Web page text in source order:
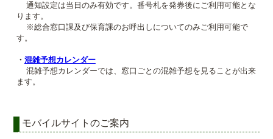
通知設定は当日のみ有効です。番号札を発券後にご利用可能とな
ります。
※総合窓口課及び保育課のお呼出しについてのみご利用可能で
す。
・ 混雑予想カレンダー
混雑予想カレンダーでは、窓口ごとの混雑予想を見ることが出来
ます。
モバイルサイトのご案内